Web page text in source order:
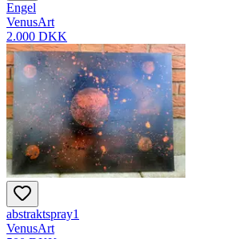
Engel
VenusArt
2.000 DKK
abstraktspray1
VenusArt